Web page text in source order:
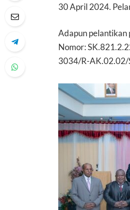
30 April 2024.
Adapun pelantikan
Nomor:
3034/R-